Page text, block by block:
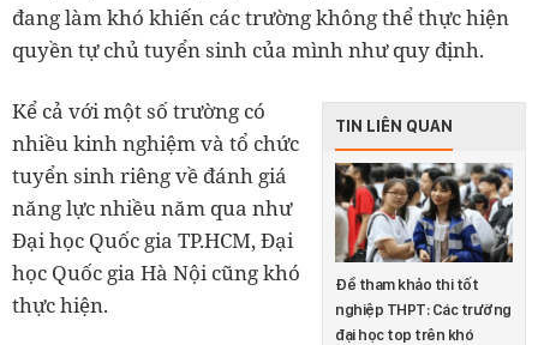
đang làm khó khiến các trường không thể thực hiện
quyền tự chủ tuyển sinh của mình như quy định.
TIN LIÊN QUAN
Đề tham khảo thi tốt
nghiệp THPT: Các trường
đại học top trên khó
Kể cả với một số trường có
nhiều kinh nghiệm và tổ chức
tuyển sinh riêng về đánh giá
năng lực nhiều năm qua như
Đại học Quốc gia TP.HCM, Đại
học Quốc gia Hà Nội cũng khó
thực hiện.